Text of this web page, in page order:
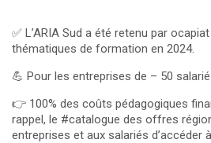
✅ L’ARIA Sud a été retenu par
thématiques de formation en 2024.
💪 Pour les entreprises de – 50
👉 100% des coûts pédagogiques
rappel, le #catalogue des offres
entreprises et aux salariés d’accéder